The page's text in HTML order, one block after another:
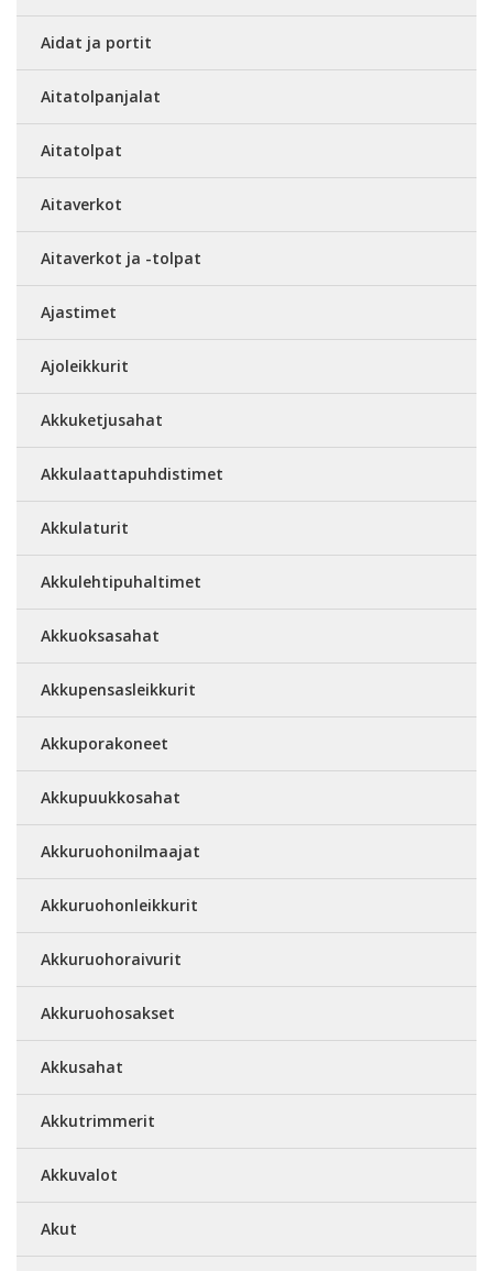
Aidat ja portit
Aitatolpanjalat
Aitatolpat
Aitaverkot
Aitaverkot ja -tolpat
Ajastimet
Ajoleikkurit
Akkuketjusahat
Akkulaattapuhdistimet
Akkulaturit
Akkulehtipuhaltimet
Akkuoksasahat
Akkupensasleikkurit
Akkuporakoneet
Akkupuukkosahat
Akkuruohonilmaajat
Akkuruohonleikkurit
Akkuruohoraivurit
Akkuruohosakset
Akkusahat
Akkutrimmerit
Akkuvalot
Akut